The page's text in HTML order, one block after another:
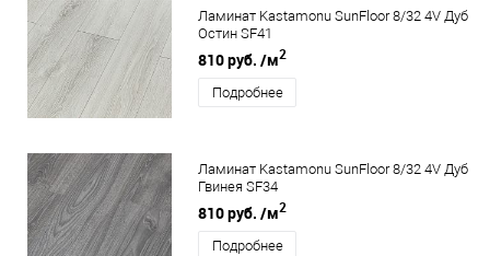
Ламинат Kastamonu SunFloor 8/32 4V Дуб
Остин SF41
810 руб. /м2
Подробнее
Ламинат Kastamonu SunFloor 8/32 4V Дуб
Гвинея SF34
810 руб. /м2
Подробнее